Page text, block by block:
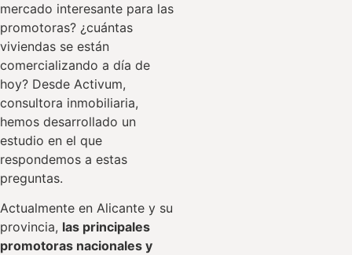
mercado interesante para las
promotoras? ¿cuántas
viviendas se están
comercializando a día de
hoy? Desde Activum,
consultora inmobiliaria,
hemos desarrollado un
estudio en el que
respondemos a estas
preguntas.
Actualmente en Alicante y su
provincia, las principales
promotoras nacionales y